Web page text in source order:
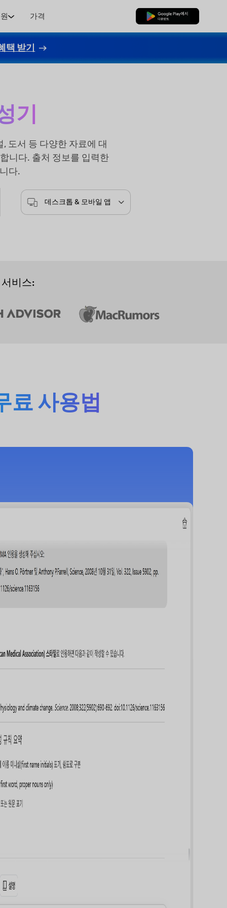
가격 무료로 다운로드
택 받기
기
도서 등 다양한 자료에 대
니다. 출처 정보를 입력한
다.
데스크톱 & 모바일 앱
비스:
료 사용법